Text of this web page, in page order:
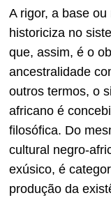
A rigor, a base
historiciza no
que, assim, é o
ancestralidade
outros termos, o
africano é
filosófica. Do
cultural negro-
exúsico, é
produção da